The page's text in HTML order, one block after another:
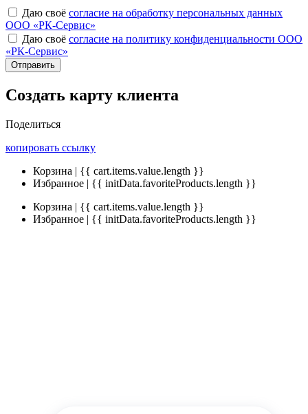
Даю своё согласие на обработку персональных данных
ООО «РК-Сервис»
Даю своё согласие на политику конфиденциальности ООО
«РК-Сервис»
Отправить
Создать карту клиента
Поделиться
копировать ссылку
Корзина | {{ cart.items.value.length }}
Избранное | {{ initData.favoriteProducts.length }}
Корзина | {{ cart.items.value.length }}
Избранное | {{ initData.favoriteProducts.length }}